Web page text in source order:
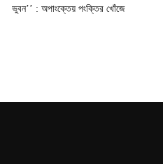
ভুবন’’ : অপাংক্তেয় পংক্তির খোঁজে